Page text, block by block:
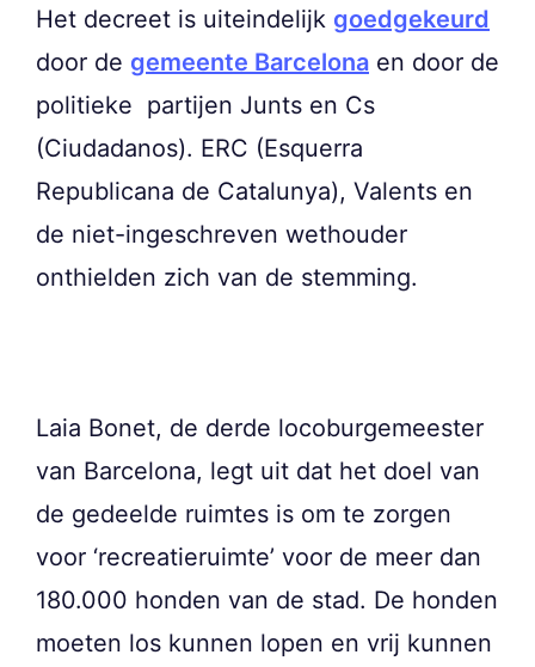
Het decreet is uiteindelijk goedgekeurd
door de gemeente Barcelona en door de
politieke partijen Junts en Cs
(Ciudadanos). ERC (Esquerra
Republicana de Catalunya), Valents en
de niet-ingeschreven wethouder
onthielden zich van de stemming.
Laia Bonet, de derde locoburgemeester
van Barcelona, legt uit dat het doel van
de gedeelde ruimtes is om te zorgen
voor ‘recreatieruimte’ voor de meer dan
180.000 honden van de stad. De honden
moeten los kunnen lopen en vrij kunnen